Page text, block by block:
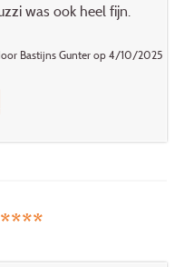
was ook heel fijn.
Bastijns Gunter op 4/10/2025
****